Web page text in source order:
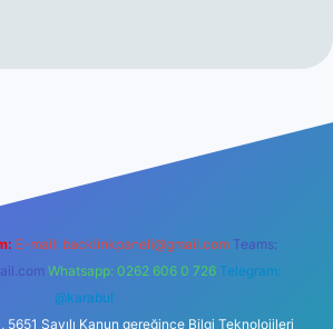
E-mail: backlinkpaneli@gmail.com Teams:
Whatsapp: 0262 606 0 726 Telegram:
@karabul
5651 Sayılı Kanun gereğince Bilgi Teknolojileri